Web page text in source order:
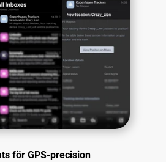
för GPS-precision